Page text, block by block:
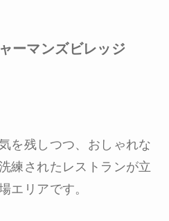
ーマンズビレッジ
を残しつつ、おしゃれな
練されたレストランが立
エリアです。